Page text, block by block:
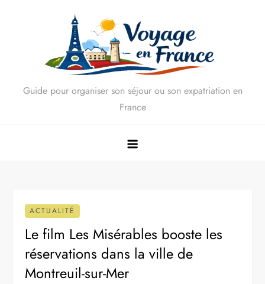
Guide pour organiser son séjour ou son expatriation en
France
ACTUALITÉ
Le film Les Misérables booste les
réservations dans la ville de
Montreuil-sur-Mer